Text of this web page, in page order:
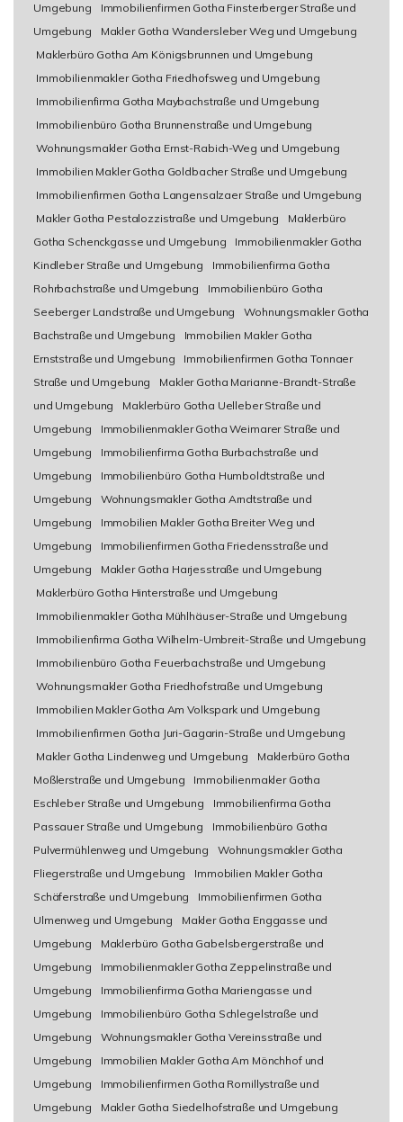
Umgebung
Immobilienfirmen Gotha Finsterberger Straße und
Umgebung
Makler Gotha Wandersleber Weg und Umgebung
Maklerbüro Gotha Am Königsbrunnen und Umgebung
Immobilienmakler Gotha Friedhofsweg und Umgebung
Immobilienfirma Gotha Maybachstraße und Umgebung
Immobilienbüro Gotha Brunnenstraße und Umgebung
Wohnungsmakler Gotha Ernst-Rabich-Weg und Umgebung
Immobilien Makler Gotha Goldbacher Straße und Umgebung
Immobilienfirmen Gotha Langensalzaer Straße und Umgebung
Makler Gotha Pestalozzistraße und Umgebung
Maklerbüro
Gotha Schenckgasse und Umgebung
Immobilienmakler Gotha
Kindleber Straße und Umgebung
Immobilienfirma Gotha
Rohrbachstraße und Umgebung
Immobilienbüro Gotha
Seeberger Landstraße und Umgebung
Wohnungsmakler Gotha
Bachstraße und Umgebung
Immobilien Makler Gotha
Ernststraße und Umgebung
Immobilienfirmen Gotha Tonnaer
Straße und Umgebung
Makler Gotha Marianne-Brandt-Straße
und Umgebung
Maklerbüro Gotha Uelleber Straße und
Umgebung
Immobilienmakler Gotha Weimarer Straße und
Umgebung
Immobilienfirma Gotha Burbachstraße und
Umgebung
Immobilienbüro Gotha Humboldtstraße und
Umgebung
Wohnungsmakler Gotha Arndtstraße und
Umgebung
Immobilien Makler Gotha Breiter Weg und
Umgebung
Immobilienfirmen Gotha Friedensstraße und
Umgebung
Makler Gotha Harjesstraße und Umgebung
Maklerbüro Gotha Hinterstraße und Umgebung
Immobilienmakler Gotha Mühlhäuser-Straße und Umgebung
Immobilienfirma Gotha Wilhelm-Umbreit-Straße und Umgebung
Immobilienbüro Gotha Feuerbachstraße und Umgebung
Wohnungsmakler Gotha Friedhofstraße und Umgebung
Immobilien Makler Gotha Am Volkspark und Umgebung
Immobilienfirmen Gotha Juri-Gagarin-Straße und Umgebung
Makler Gotha Lindenweg und Umgebung
Maklerbüro Gotha
Moßlerstraße und Umgebung
Immobilienmakler Gotha
Eschleber Straße und Umgebung
Immobilienfirma Gotha
Passauer Straße und Umgebung
Immobilienbüro Gotha
Pulvermühlenweg und Umgebung
Wohnungsmakler Gotha
Fliegerstraße und Umgebung
Immobilien Makler Gotha
Schäferstraße und Umgebung
Immobilienfirmen Gotha
Ulmenweg und Umgebung
Makler Gotha Enggasse und
Umgebung
Maklerbüro Gotha Gabelsbergerstraße und
Umgebung
Immobilienmakler Gotha Zeppelinstraße und
Umgebung
Immobilienfirma Gotha Mariengasse und
Umgebung
Immobilienbüro Gotha Schlegelstraße und
Umgebung
Wohnungsmakler Gotha Vereinsstraße und
Umgebung
Immobilien Makler Gotha Am Mönchhof und
Umgebung
Immobilienfirmen Gotha Romillystraße und
Umgebung
Makler Gotha Siedelhofstraße und Umgebung